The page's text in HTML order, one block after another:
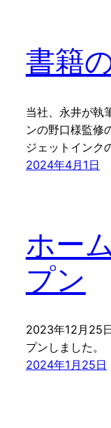
書籍
当社、永井が執
ンの野口様監修
ジェットインク
2024年4月1日
ホー
プン
2023年12月25
プンしました。
2024年1月25日